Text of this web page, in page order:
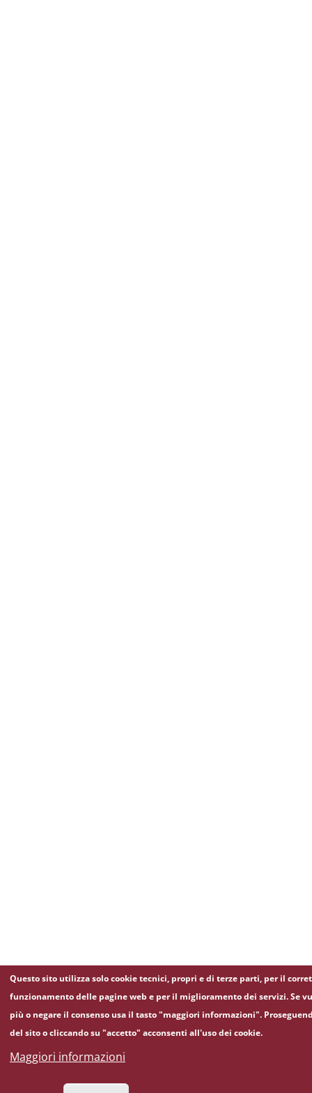
Questo sito utilizza solo cookie tecnici, propri e di terze parti, per il
funzionamento delle pagine web e per il miglioramento dei servizi. Se
più o negare il consenso usa il tasto "maggiori informazioni".
del sito o cliccando su "accetto" acconsenti all'uso dei cookie.
Maggiori informazioni